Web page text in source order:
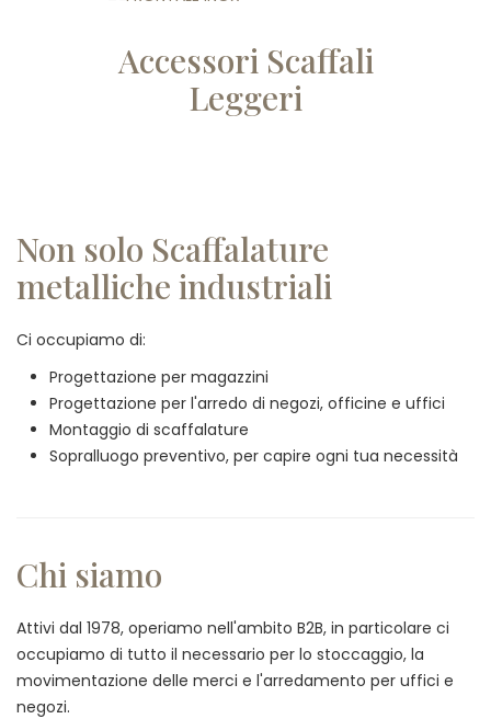
Accessori Scaffali
Leggeri
Non solo Scaffalature
metalliche industriali
Ci occupiamo di:
Progettazione per magazzini
Progettazione per l'arredo di negozi, officine e uffici
Montaggio di scaffalature
Sopralluogo preventivo, per capire ogni tua necessità
Chi siamo
Attivi dal 1978, operiamo nell'ambito B2B, in particolare ci
occupiamo di tutto il necessario per lo stoccaggio, la
movimentazione delle merci e l'arredamento per uffici e
negozi.